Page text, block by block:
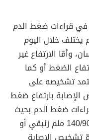
في قراءات ضغط الدم
يختلف خلال اليوم
وأمّا الارتفاع غير
الضغط أو كما
تشخيصه على
الإصابة بارتفاع ضغط
ضغط الدم بحيث
تكون 130/80 ملم زئبقي أو أكثر، أو 140/90 ملم زئبقي أو